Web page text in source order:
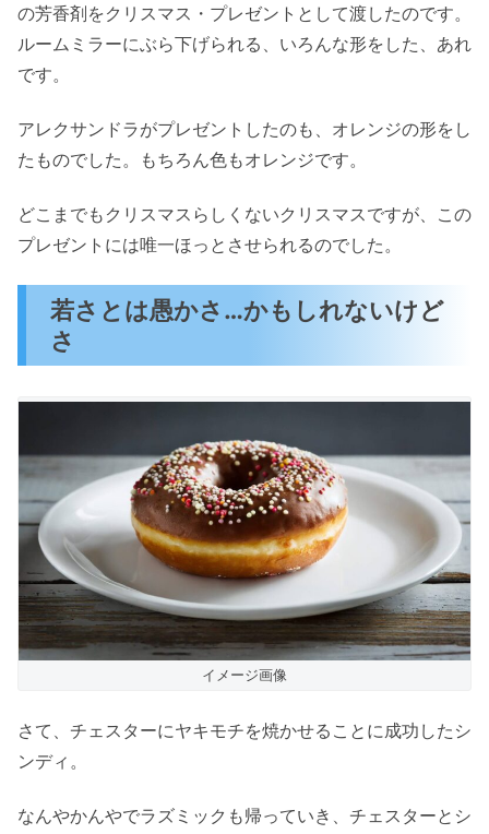
の芳香剤をクリスマス・プレゼントとして渡したのです。
ルームミラーにぶら下げられる、いろんな形をした、あれ
です。
アレクサンドラがプレゼントしたのも、オレンジの形をし
たものでした。もちろん色もオレンジです。
どこまでもクリスマスらしくないクリスマスですが、この
プレゼントには唯一ほっとさせられるのでした。
若さとは愚かさ…かもしれないけど
さ
イメージ画像
さて、チェスターにヤキモチを焼かせることに成功したシ
ンディ。
なんやかんやでラズミックも帰っていき、チェスターとシ